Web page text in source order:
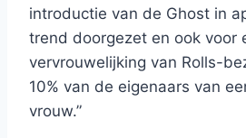
introductie van de Ghost in
trend doorgezet en ook voor
vervrouwelijking van Rolls-
10% van de eigenaars van
vrouw.”